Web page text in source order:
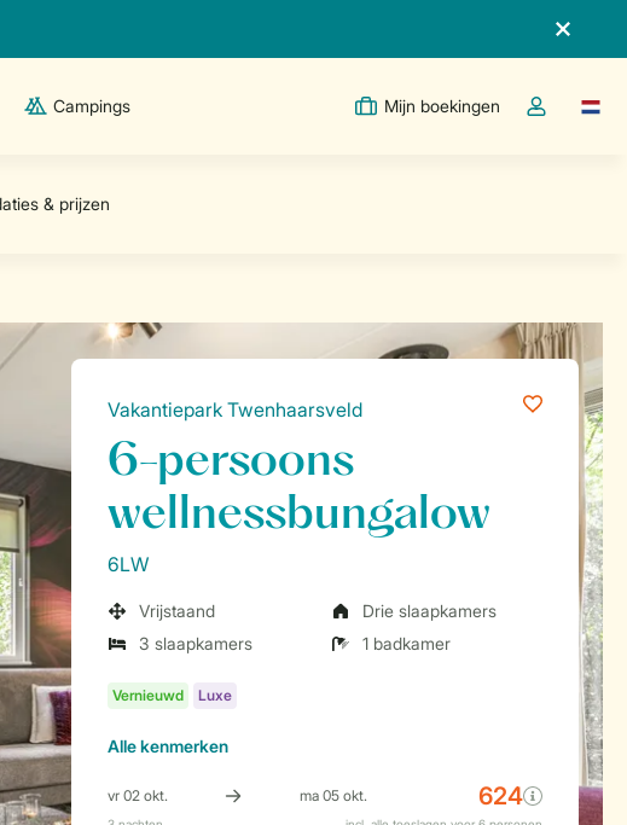
Campings Mijn boekingen
Open deTaal
Vakantiepark Twenhaarsveld
6-persoons
wellnessbungalow
6LW
Vrijstaand
Drie slaapkamers
3 slaapkamers
1 badkamer
Allekenmerken